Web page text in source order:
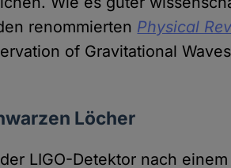
renommierten Physical
of Gravitational
Löcher
LIGO-Detektor nach